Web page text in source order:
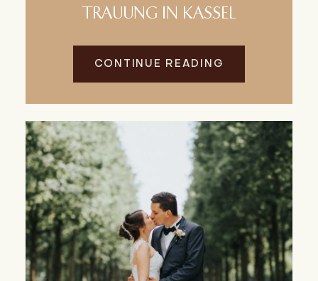
TRAUUNG IN KASSEL
CONTINUE READING